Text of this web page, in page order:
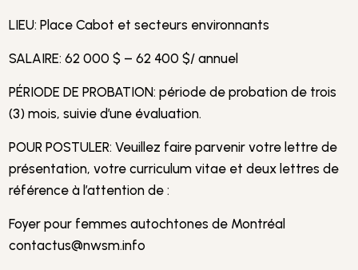
LIEU: Place Cabot et secteurs environnants
SALAIRE: 62 000 $ – 62 400 $/ annuel
PÉRIODE DE PROBATION: période de probation de trois
(3) mois, suivie d’une évaluation.
POUR POSTULER: Veuillez faire parvenir votre lettre de
présentation, votre curriculum vitae et deux lettres de
référence à l’attention de :
Foyer pour femmes autochtones de Montréal
contactus@nwsm.info